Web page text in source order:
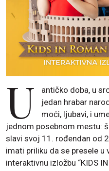
U
antičko doba, u
jedan hrabar
moći, ljubavi, i
jednom posebnom mestu:
slavi svoj 11. rođendan od
imati priliku da se presele u
interaktivnu izložbu “KIDS IN